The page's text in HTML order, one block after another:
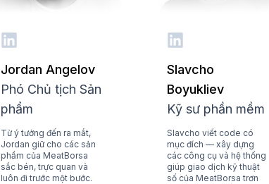
Jordan Angelov
Phó Chủ tịch Sản
phẩm
Từ ý tưởng đến ra mắt,
Jordan giữ cho các sản
phẩm của MeatBorsa
sắc bén, trực quan và
luôn đi trước một bước.
Slavcho
Boyukliev
Kỹ sư phần mềm
Slavcho viết code có
mục đích — xây dựng
các công cụ và hệ thống
giúp giao dịch kỹ thuật
số của MeatBorsa trơn